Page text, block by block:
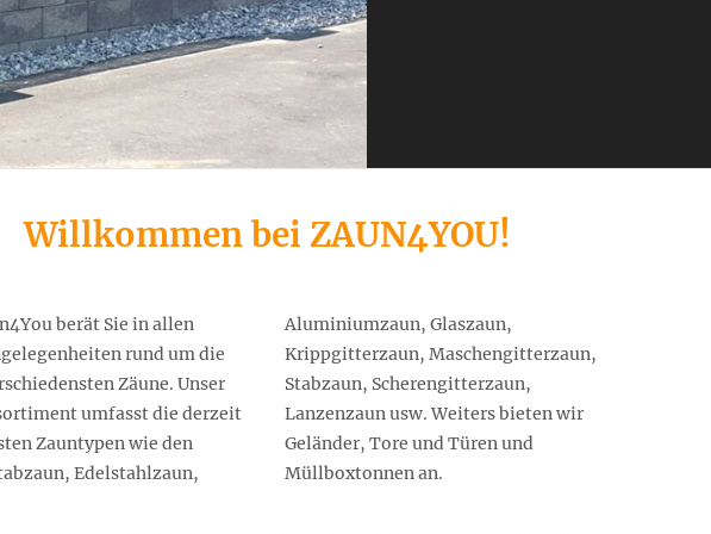
Willkommen bei ZAUN4YOU!
berät Sie in allen
rund um die
Zäune. Unser
umfasst die derzeit
Zauntypen wie den
Edelstahlzaun,
Glaszaun,
Maschengitterzaun,
Scherengitterzaun,
usw. Weiters bieten wir
Tore und Türen und
Müllboxtonnen an.